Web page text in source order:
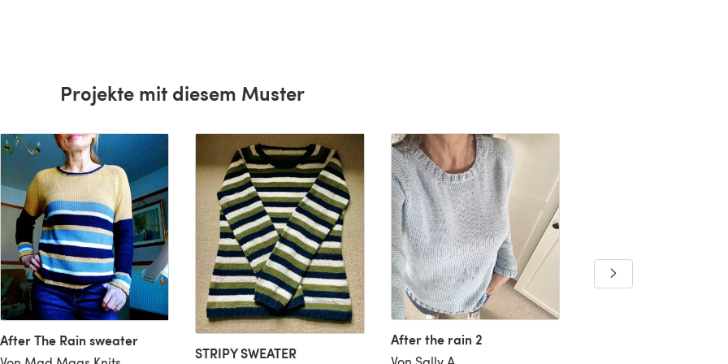
Projekte mit diesem Muster
After The Rain sweater
STRIPY SWEATER
After the rain 2